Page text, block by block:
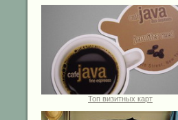
Топ визитных карт